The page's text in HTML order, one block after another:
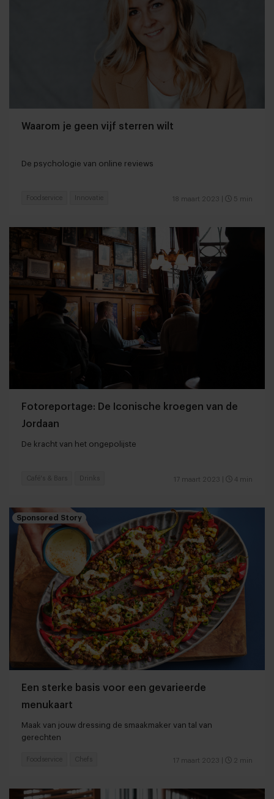
Waarom je geen vijf sterren wilt
De psychologie van online reviews
18 maart 2023 5 min
Foodservice Innovatie
Fotoreportage: De Iconische kroegen van de
Jordaan
De kracht van het ongepolijste
17 maart 2023 4 min
Café's & Bars Drinks
Sponsored Story
Een sterke basis voor een gevarieerde
menukaart
Maak van jouw dressing de smaakmaker van tal van
gerechten
17 maart 2023 2 min
Foodservice Chefs